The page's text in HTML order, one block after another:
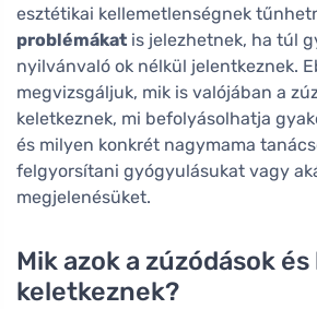
esztétikai kellemetlenségnek
problémákat is jelezhetnek, ha túl
nyilvánvaló ok nélkül jelentkeznek.
megvizsgáljuk, mik is valójában a
keletkeznek, mi befolyásolhatja
és milyen konkrét nagymama
felgyorsítani gyógyulásukat vagy
megjelenésüket.
Mik azok a zúzódások
keletkeznek?